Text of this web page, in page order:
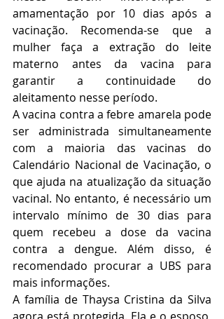
amamentação por 10 dias após a
vacinação. Recomenda-se que a
mulher faça a extração do leite
materno antes da vacina para
garantir a continuidade do
aleitamento nesse período.
A vacina contra a febre amarela pode
ser administrada simultaneamente
com a maioria das vacinas do
Calendário Nacional de Vacinação, o
que ajuda na atualização da situação
vacinal. No entanto, é necessário um
intervalo mínimo de 30 dias para
quem recebeu a dose da vacina
contra a dengue. Além disso, é
recomendado procurar a UBS para
mais informações.
A família de Thaysa Cristina da Silva